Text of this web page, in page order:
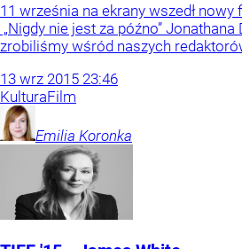
11 września na ekrany wszedł
„Nigdy nie jest za późno” Jonathana
zrobiliśmy wśród naszych
13 wrz 2015 23:46
KulturaFilm
Emilia Koronka